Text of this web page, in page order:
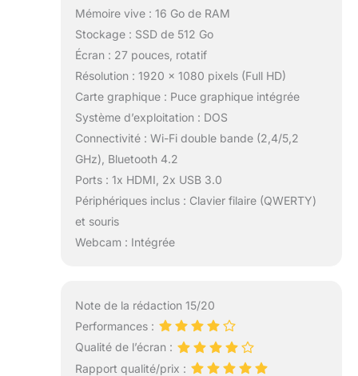
Mémoire vive : 16 Go de RAM
Stockage : SSD de 512 Go
Écran : 27 pouces, rotatif
Résolution : 1920 x 1080 pixels (Full HD)
Carte graphique : Puce graphique intégrée
Système d’exploitation : DOS
Connectivité : Wi-Fi double bande (2,4/5,2
GHz), Bluetooth 4.2
Ports : 1x HDMI, 2x USB 3.0
Périphériques inclus : Clavier filaire (QWERTY)
et souris
Webcam : Intégrée
Note de la rédaction 15/20
Performances :
Qualité de l’écran :
Rapport qualité/prix :